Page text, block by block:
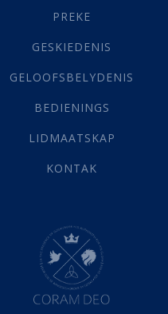
(21)
Grys Areas(4)
Lewensdoel(3)
Selfondersoek(1)
Werk(22)
(142)
Hemel (31)
Israel (14)
Millennium(1)
Oordeelsdag(19)
PREKE
GESKIEDENIS
GELOOFSBELYDENIS
BEDIENINGS
LIDMAATSKAP
KONTAK